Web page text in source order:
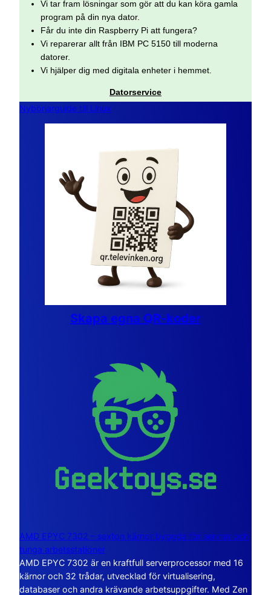
Vi tar fram lösningar som gör att du kan köra gamla
program på din nya dator.
Får du inte din Raspberry Pi att fungera?
Vi reparerar allt från IBM PC 5150 till moderna
datorer.
Vi hjälper dig med digitala enheter i hemmet.
Datorservice
Nybörjarguide till Linux
Skapa egna QR-koder
AMD EPYC 7302 – sexton kärnor byggda för servrar och
tunga arbetsstationer
AMD EPYC 7302 är en kraftfull serverprocessor med 16
kärnor och 32 trådar, utvecklad för virtualisering,
databaser och andra krävande arbetsuppgifter. Med Zen